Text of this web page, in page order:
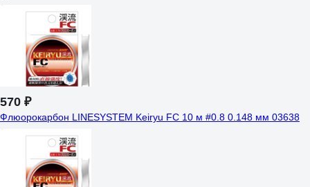
570 ₽
Флюорокарбон LINESYSTEM Keiryu FC 10 м #0.8 0.148 мм 03638